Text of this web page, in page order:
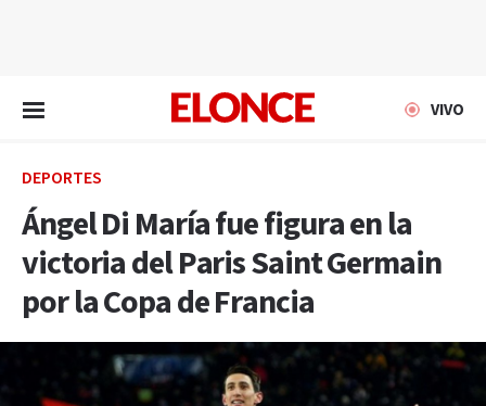
VIVO
DEPORTES
Ángel Di María fue figura en la
victoria del Paris Saint Germain
por la Copa de Francia